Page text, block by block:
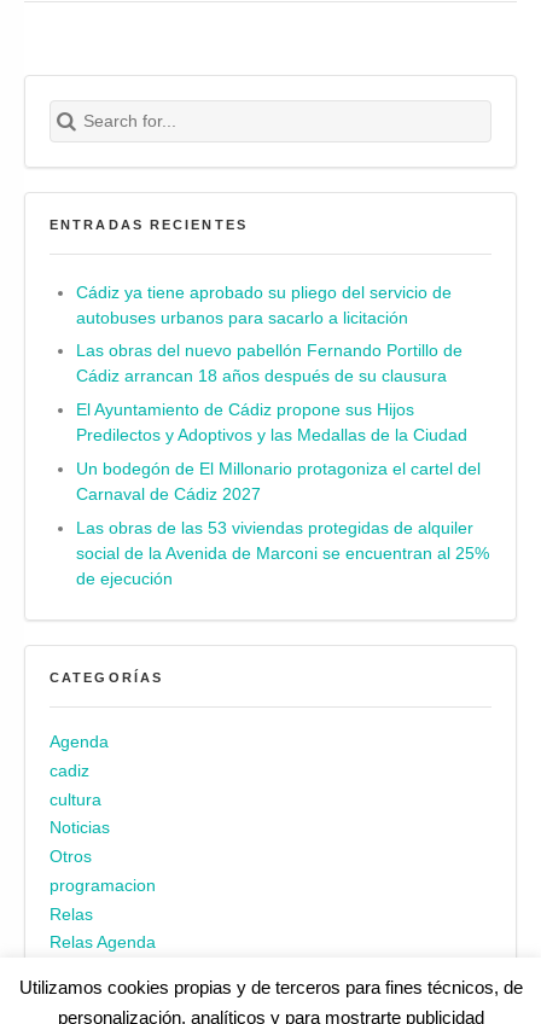
Search for:
Buscar
ENTRADAS RECIENTES
Cádiz ya tiene aprobado su pliego del servicio de
autobuses urbanos para sacarlo a licitación
Las obras del nuevo pabellón Fernando Portillo de
Cádiz arrancan 18 años después de su clausura
El Ayuntamiento de Cádiz propone sus Hijos
Predilectos y Adoptivos y las Medallas de la Ciudad
Un bodegón de El Millonario protagoniza el cartel del
Carnaval de Cádiz 2027
Las obras de las 53 viviendas protegidas de alquiler
social de la Avenida de Marconi se encuentran al 25%
de ejecución
CATEGORÍAS
Agenda
cadiz
cultura
Noticias
Otros
programacion
Relas
Relas Agenda
Utilizamos cookies propias y de terceros para fines técnicos, de
personalización, analíticos y para mostrarte publicidad